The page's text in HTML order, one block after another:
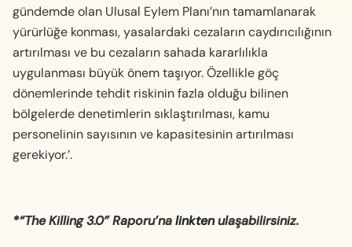
gündemde olan Ulusal Eylem Planı’nın tamamlanarak
yürürlüğe konması, yasalardaki cezaların caydırıcılığının
artırılması ve bu cezaların sahada kararlılıkla
uygulanması büyük önem taşıyor.Özellikle göç
dönemlerinde tehdit riskinin fazla olduğu bilinen
bölgelerde denetimlerin sıklaştırılması, kamu
personelinin sayısının ve kapasitesinin artırılması
gerekiyor.’.
*“The Killing 3.0” Raporu’nalinktenulaşabilirsiniz.